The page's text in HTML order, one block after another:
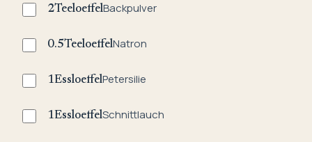
2TeeloeffelBackpulver
0.5TeeloeffelNatron
1EssloeffelPetersilie
1EssloeffelSchnittlauch